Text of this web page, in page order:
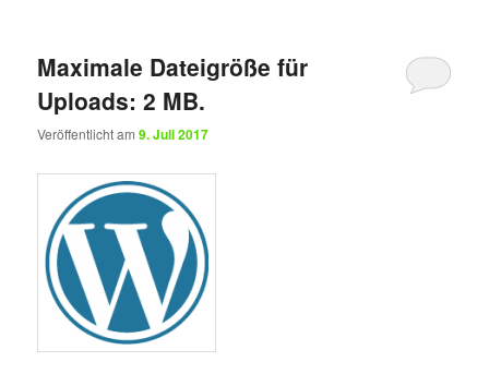
Maximale Dateigröße für
Uploads: 2 MB.
Veröffentlicht am9. Juli 2017